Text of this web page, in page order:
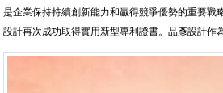
是企業保持持續創新能力和贏得競爭優勢的重要戰略資
設計再次成功取得實用新型專利證書。品彥設計作